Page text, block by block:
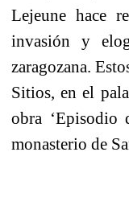
Lejeune hace
invasión y
zaragozana.
Sitios, en el
obra ‘Episodio
monasterio de